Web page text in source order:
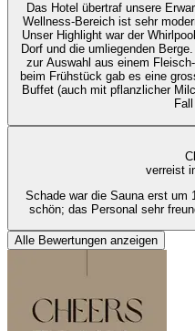
Das Hotel übertraf unsere
Wellness-Bereich ist sehr
Unser Highlight war der
Dorf und die umliegenden
zur Auswahl aus einem
beim Frühstück gab es eine
Buffet (auch mit pflanzlicher
verreist
Schade war die Sauna erst um
schön; das Personal sehr
Alle Bewertungen anzeigen